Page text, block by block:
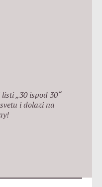
„30 ispod 30“
i dolazi na